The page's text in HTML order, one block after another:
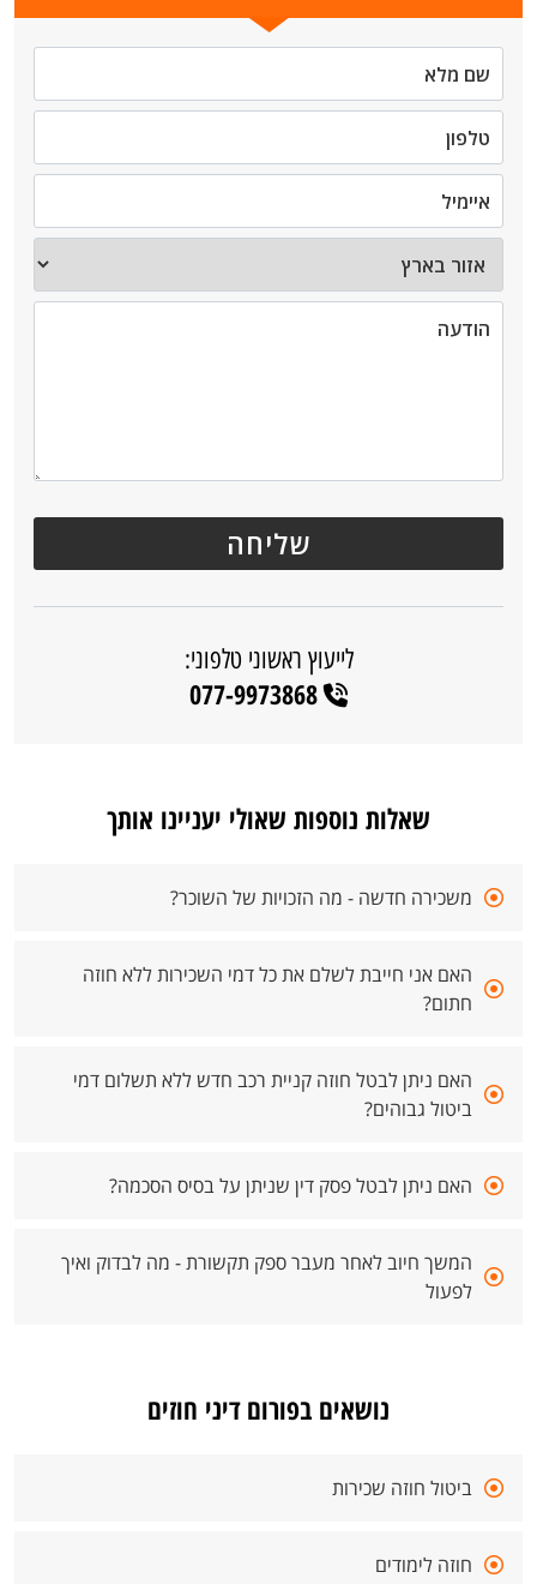
לייעוץ ראשוני טלפוני:
077-9973868
שאלות נוספות שאולי יעניינו אותך
משכירה חדשה - מה הזכויות של השוכר?
האם אני חייבת לשלם את כל דמי השכירות ללא חוזה
חתום?
האם ניתן לבטל חוזה קניית רכב חדש ללא תשלום דמי
ביטול גבוהים?
האם ניתן לבטל פסק דין שניתן על בסיס הסכמה?
המשך חיוב לאחר מעבר ספק תקשורת - מה לבדוק ואיך
לפעול
נושאים בפורום דיני חוזים
ביטול חוזה שכירות
חוזה לימודים